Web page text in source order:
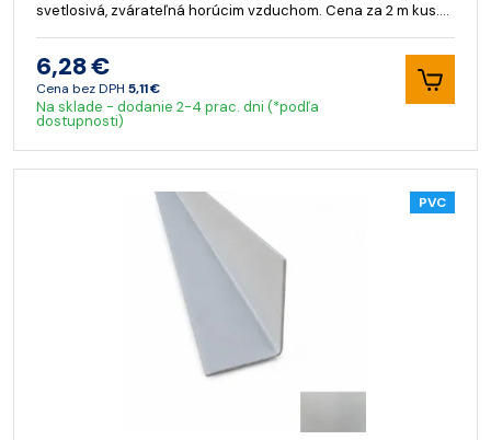
svetlosivá, zvárateľná horúcim vzduchom. Cena za 2 m kus.…
6,28 €
Cena bez DPH 5,11 €
Na sklade - dodanie 2-4 prac. dni (*podľa
dostupnosti)
PVC